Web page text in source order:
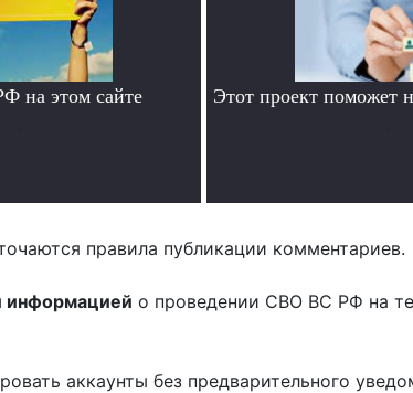
на этом сайте Этот проект поможет
правила публикации комментариев.
информацией о проведении СВО ВС РФ на
аккаунты без предварительного